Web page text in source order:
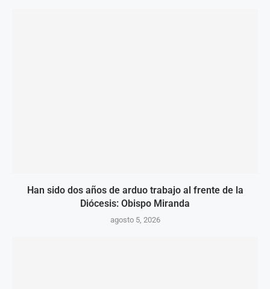
Han sido dos años de arduo trabajo al frente de la
Diócesis: Obispo Miranda
agosto 5, 2026